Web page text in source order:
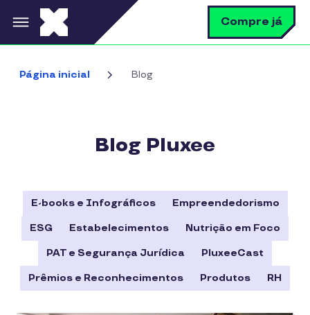
Pular para o conteúdo principal Compre já
Página inicial Blog
Blog Pluxee
E-books e Infográficos Empreendedorismo
ESG Estabelecimentos Nutrição em Foco
PAT e Segurança Jurídica PluxeeCast
Prêmios e Reconhecimentos Produtos RH